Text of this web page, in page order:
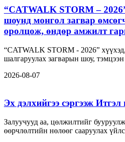
“CATWALK STORM –
шоунд монгол загвар
оролцож, өндөр амжилт
“CATWALK STORM - 2026”
шалгаруулах загварын шоу,
2026-08-07
Эх дэлхийгээ сэргээж
Залуучууд аа, цөлжилтийг
өөрчлөлтийн нөлөөг сааруулах